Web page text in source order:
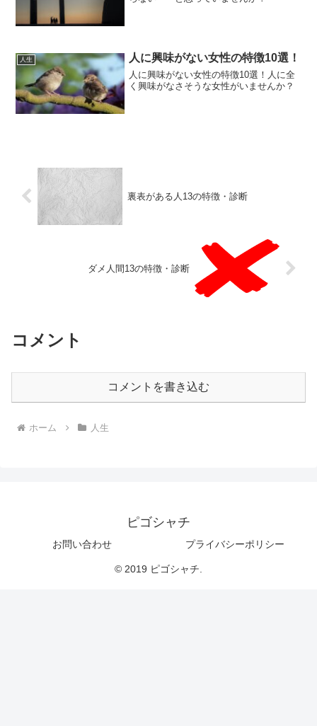
人生 人に興味がない女性の特徴10選！
人に興味がない女性の特徴10選！人に全
く興味がなさそうな女性がいませんか？
裏表がある人13の特徴・診断
ダメ人間13の特徴・診断
コメント
コメントを書き込む
ホーム 人生
ピゴシャチ
お問い合わせ プライバシーポリシー
© 2019 ピゴシャチ.